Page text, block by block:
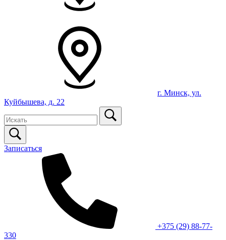
г. Минск, ул.
Куйбышева, д. 22
Записаться
+375 (29) 88-77-
330